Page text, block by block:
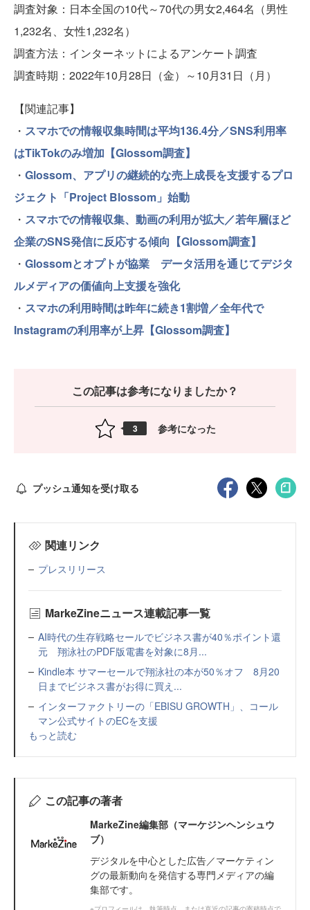
調査対象：日本全国の10代～70代の男女2,464名（男性
1,232名、女性1,232名）
調査方法：インターネットによるアンケート調査
調査時期：2022年10月28日（金）～10月31日（月）
【関連記事】
・ スマホでの情報収集時間は平均136.4分／SNS利用率
はTikTokのみ増加【Glossom調査】
・ Glossom、アプリの継続的な売上成長を支援するプロ
ジェクト「Project Blossom」始動
・ スマホでの情報収集、動画の利用が拡大／若年層ほど
企業のSNS発信に反応する傾向【Glossom調査】
・ Glossomとオプトが協業 データ活用を通じてデジタ
ルメディアの価値向上支援を強化
・ スマホの利用時間は昨年に続き1割増／全年代で
Instagramの利用率が上昇【Glossom調査】
この記事は参考になりましたか？
3 参考になった
プッシュ通知を受け取る
関連リンク
プレスリリース
MarkeZineニュース連載記事一覧
AI時代の生存戦略セールでビジネス書が40％ポイント還
元 翔泳社のPDF版電書を対象に8月...
Kindle本 サマーセールで翔泳社の本が50％オフ 8月20
日までビジネス書がお得に買え...
インターファクトリーの「EBISU GROWTH」、コール
マン公式サイトのECを支援
もっと読む
この記事の著者
MarkeZine編集部（マーケジンヘンシュウ
ブ）
デジタルを中心とした広告／マーケティン
グの最新動向を発信する専門メディアの編
集部です。